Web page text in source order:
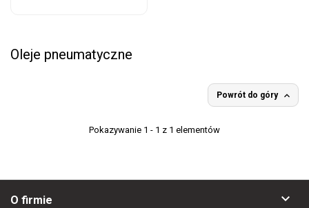
Oleje pneumatyczne
Powrót do góry 
Pokazywanie 1 - 1 z 1 elementów
O firmie 